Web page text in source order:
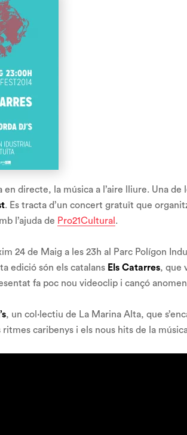
directe, la música a l’aire lliure. Una de
. Es tracta d’un concert gratuït que
l’ajuda de Pro21Cultural .
24 de Maig a les 23h al Parc Polígon
edició són els catalans Els Catarres, que
fa poc nou videoclip i cançó
, un col·lectiu de La Marina Alta, que
caribenys i els nous hits de la